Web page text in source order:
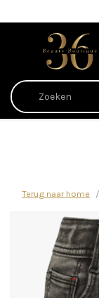
Terug naar home